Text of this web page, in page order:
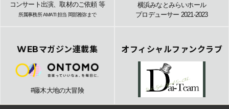
コンサート出演、取材のご依頼 等
所属事務所 AMATI 担当 岡部雅弥まで
横浜みなとみらいホール
プロデューサー 2021-2023
WEBマガジン連載集
#藤木大地の大冒険
オフィシャルファンクラブ